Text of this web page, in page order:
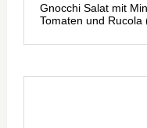
Gnocchi Salat mit
Tomaten und